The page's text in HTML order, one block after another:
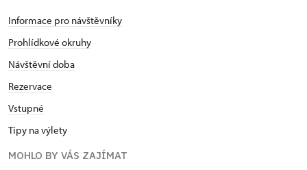
Informace pro návštěvníky
Prohlídkové okruhy
Návštěvní doba
Rezervace
Vstupné
Tipy na výlety
MOHLO BY VÁS ZAJÍMAT